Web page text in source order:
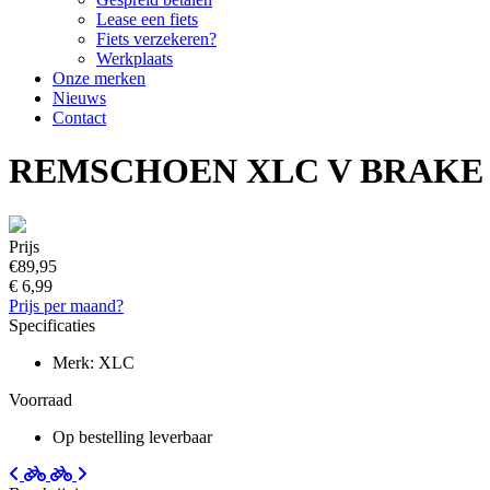
Lease een fiets
Fiets verzekeren?
Werkplaats
Onze merken
Nieuws
Contact
REMSCHOEN XLC V
Prijs
€89,95
€ 6,99
Prijs per maand?
Specificaties
Merk: XLC
Voorraad
Op bestelling leverbaar